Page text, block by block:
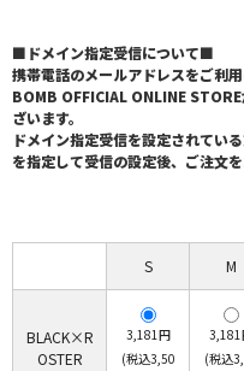
■ドメイン指定受信について■
携帯電話のメールアドレスをご利
BOMB OFFICIAL ONLINE
ざいます。
ドメイン指定受信を設定されて
を指定して受信の設定後、ご注文を
S M
BLACK×R
OSTER
3,181円
(税込3,50
3,181
(税込